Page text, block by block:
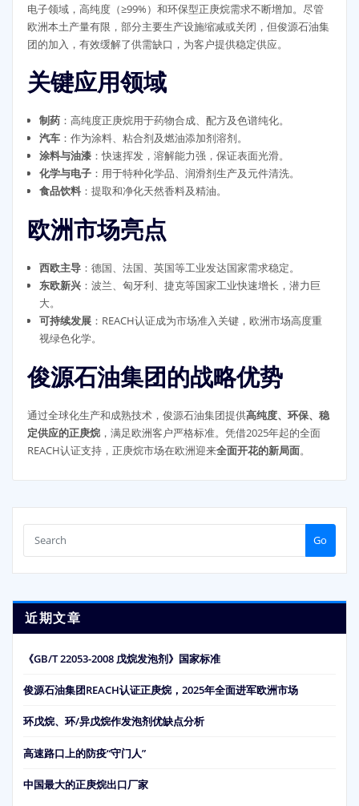
电子领域，高纯度（≥99%）和环保型正庚烷需求不断增加。尽管
欧洲本土产量有限，部分主要生产设施缩减或关闭，但俊源石油集
团的加入，有效缓解了供需缺口，为客户提供稳定供应。
关键应用领域
制药：高纯度正庚烷用于药物合成、配方及色谱纯化。
汽车：作为涂料、粘合剂及燃油添加剂溶剂。
涂料与油漆：快速挥发，溶解能力强，保证表面光滑。
化学与电子：用于特种化学品、润滑剂生产及元件清洗。
食品饮料：提取和净化天然香料及精油。
欧洲市场亮点
西欧主导：德国、法国、英国等工业发达国家需求稳定。
东欧新兴：波兰、匈牙利、捷克等国家工业快速增长，潜力巨
大。
可持续发展：REACH认证成为市场准入关键，欧洲市场高度重
视绿色化学。
俊源石油集团的战略优势
通过全球化生产和成熟技术，俊源石油集团提供高纯度、环保、稳
定供应的正庚烷，满足欧洲客户严格标准。凭借2025年起的全面
REACH认证支持，正庚烷市场在欧洲迎来全面开花的新局面。
Go
近期文章
《GB/T 22053-2008 戊烷发泡剂》国家标准
俊源石油集团REACH认证正庚烷，2025年全面进军欧洲市场
环戊烷、环/异戊烷作发泡剂优缺点分析
高速路口上的防疫“守门人”
中国最大的正庚烷出口厂家